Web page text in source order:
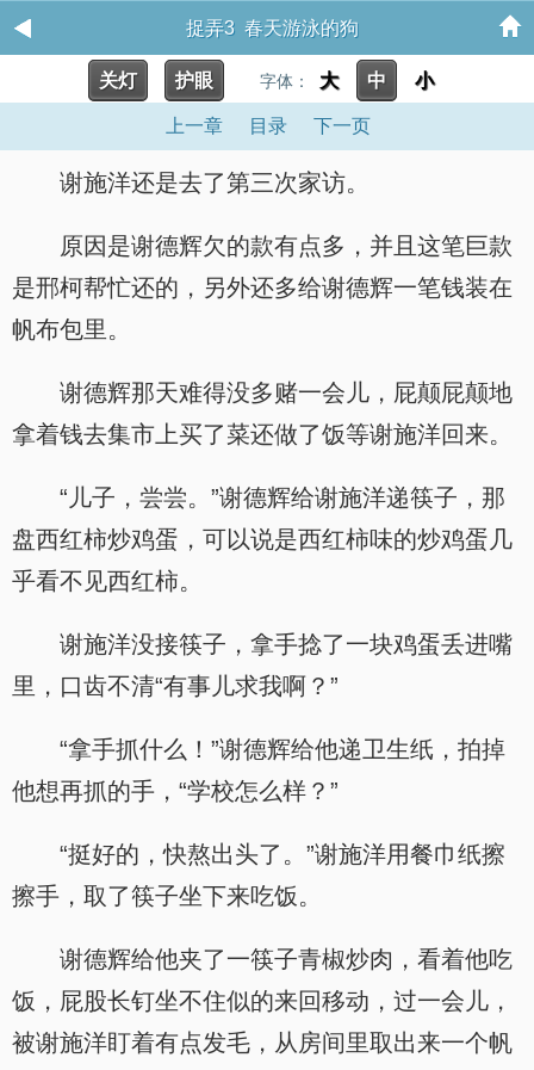
捉弄3 春天游泳的狗
关灯 护眼 字体： 大 中 小
上一章 目录 下一页
谢施洋还是去了第三次家访。
原因是谢德辉欠的款有点多，并且这笔巨款
是邢柯帮忙还的，另外还多给谢德辉一笔钱装在
帆布包里。
谢德辉那天难得没多赌一会儿，屁颠屁颠地
拿着钱去集市上买了菜还做了饭等谢施洋回来。
“儿子，尝尝。”谢德辉给谢施洋递筷子，那
盘西红柿炒鸡蛋，可以说是西红柿味的炒鸡蛋几
乎看不见西红柿。
谢施洋没接筷子，拿手捻了一块鸡蛋丢进嘴
里，口齿不清“有事儿求我啊？”
“拿手抓什么！”谢德辉给他递卫生纸，拍掉
他想再抓的手，“学校怎么样？”
“挺好的，快熬出头了。”谢施洋用餐巾纸擦
擦手，取了筷子坐下来吃饭。
谢德辉给他夹了一筷子青椒炒肉，看着他吃
饭，屁股长钉坐不住似的来回移动，过一会儿，
被谢施洋盯着有点发毛，从房间里取出来一个帆